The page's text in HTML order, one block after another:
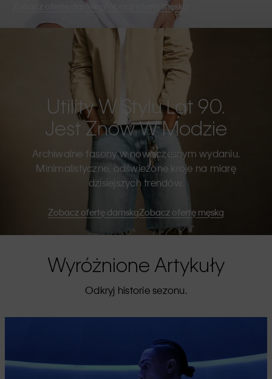
Zobacz ofertę damską Zobacz ofertę męską
Utility W Stylu Lat 90.
Jest Znów W Modzie
Archiwalne fasony w nowoczesnym wydaniu.
Minimalistyczne, odświeżone kroje na miarę
dzisiejszych trendów.
Zobacz ofertę damskąZobacz ofertę męską
Wyróżnione Artykuły
Odkryj historie sezonu.